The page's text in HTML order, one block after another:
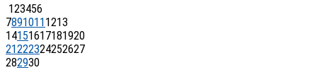
123456
7891011 1213
14151617181920
21222324252627
282930